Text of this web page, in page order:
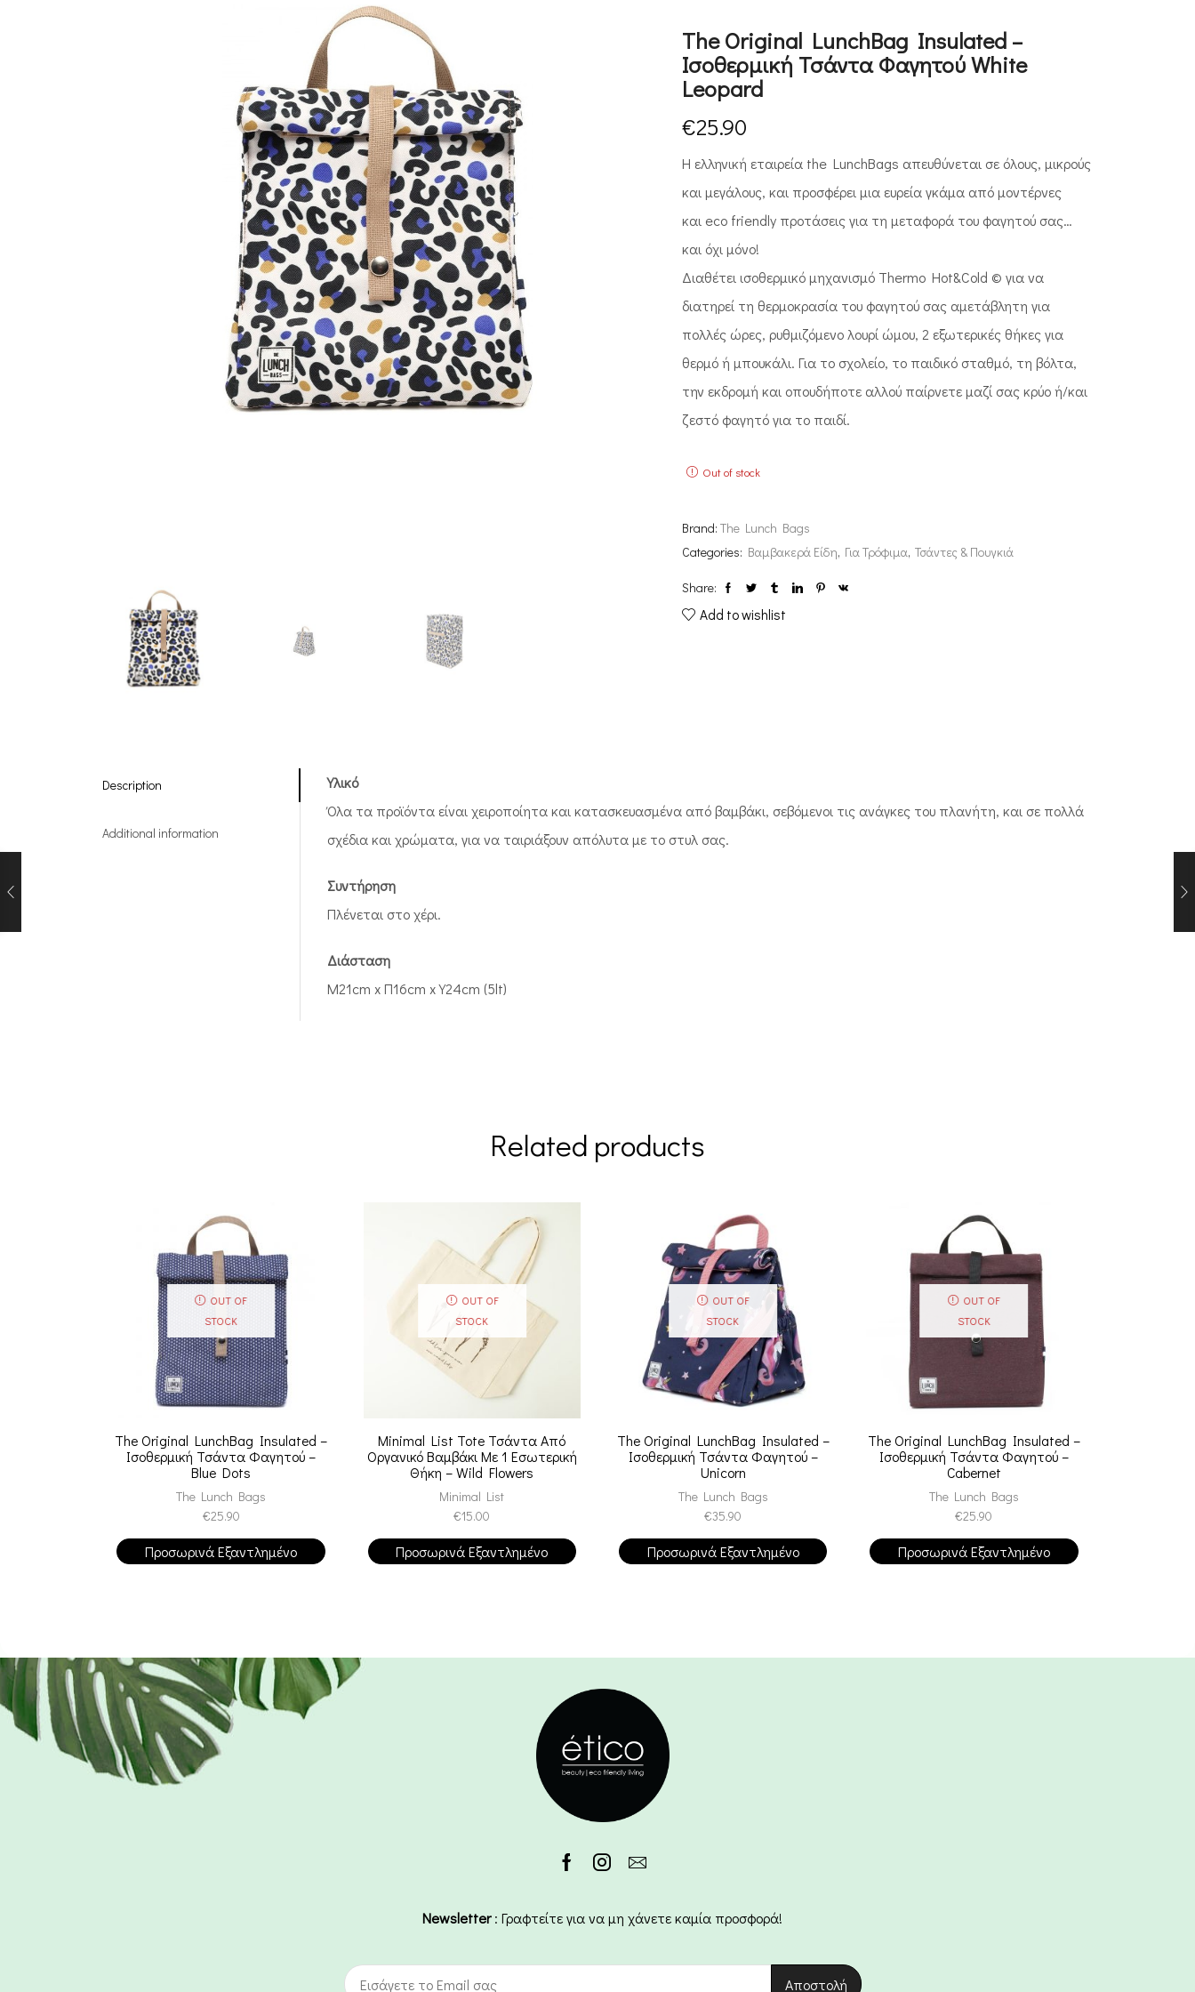
The Original LunchBag Insulated –
Ισοθερμική Τσάντα Φαγητού White
Leopard
€25.90
Η ελληνική εταιρεία the LunchBags απευθύνεται σε όλους, μικρούς
και μεγάλους, και προσφέρει μια ευρεία γκάμα από μοντέρνες
και eco friendly προτάσεις για τη μεταφορά του φαγητού σας…
και όχι μόνο!
Διαθέτει ισοθερμικό μηχανισμό Thermo Hot&Cold © για να
διατηρεί τη θερμοκρασία του φαγητού σας αμετάβλητη για
πολλές ώρες, ρυθμιζόμενο λουρί ώμου, 2 εξωτερικές θήκες για
θερμό ή μπουκάλι. Για το σχολείο, το παιδικό σταθμό, τη βόλτα,
την εκδρομή και οπουδήποτε αλλού παίρνετε μαζί σας κρύο ή/και
ζεστό φαγητό για το παιδί.
Out of stock
Brand: The Lunch Bags
Categories: Βαμβακερά Είδη, Για Τρόφιμα, Τσάντες & Πουγκιά
Share:
Add to wishlist
Description
Additional information
Υλικό
Όλα τα προϊόντα είναι χειροποίητα και κατασκευασμένα από βαμβάκι, σεβόμενοι τις ανάγκες του πλανήτη, και σε πολλά
σχέδια και χρώματα, για να ταιριάξουν απόλυτα με το στυλ σας.
Συντήρηση
Πλένεται στο χέρι.
Διάσταση
M21cm x Π16cm x Y24cm (5lt)
Related products
OUT OF
STOCK
The Original LunchBag Insulated –
Ισοθερμική Τσάντα Φαγητού –
Blue Dots
The Lunch Bags
€25.90
Προσωρινά Εξαντλημένο
OUT OF
STOCK
Minimal List Tote Τσάντα Από
Οργανικό Βαμβάκι Με 1 Εσωτερική
Θήκη – Wild Flowers
Minimal List
€15.00
Προσωρινά Εξαντλημένο
OUT OF
STOCK
The Original LunchBag Insulated –
Ισοθερμική Τσάντα Φαγητού –
Unicorn
The Lunch Bags
€35.90
Προσωρινά Εξαντλημένο
OUT OF
STOCK
The Original LunchBag Insulated –
Ισοθερμική Τσάντα Φαγητού –
Cabernet
The Lunch Bags
€25.90
Προσωρινά Εξαντλημένο
Newsletter: Γραφτείτε για να μη χάνετε καμία προσφορά!